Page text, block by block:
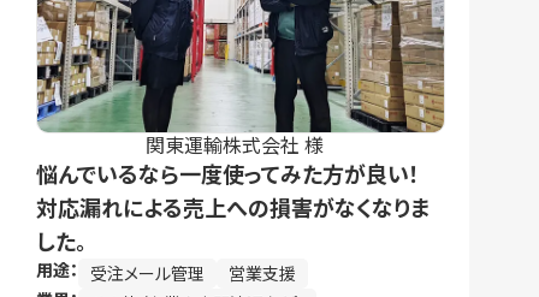
関東運輸株式会社 様
悩んでいるなら一度使ってみた方が良い！
対応漏れによる売上への損害がなくなりま
した。
用途： 受注メール管理
営業支援